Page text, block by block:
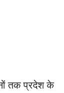
तक प्रदेश के